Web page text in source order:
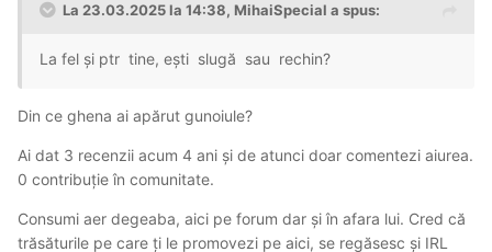
La 23.03.2025 la 14:38, MihaiSpecial a spus:
La fel și ptr tine, ești slugă sau rechin?
Din ce ghena ai apărut gunoiule?
Ai dat 3 recenzii acum 4 ani și de atunci doar comentezi aiurea.
0 contribuție în comunitate.
Consumi aer degeaba, aici pe forum dar și în afara lui. Cred că
trăsăturile pe care ți le promovezi pe aici, se regăsesc și IRL